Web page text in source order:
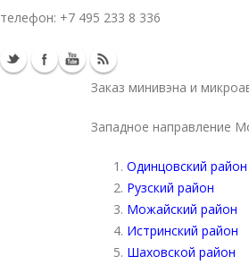
телефон: +7 495 233 8 336
Заказ минивэна и
Западное направление
Одинцовский район
Рузский район
Можайский район
Истринский район
Шаховской район